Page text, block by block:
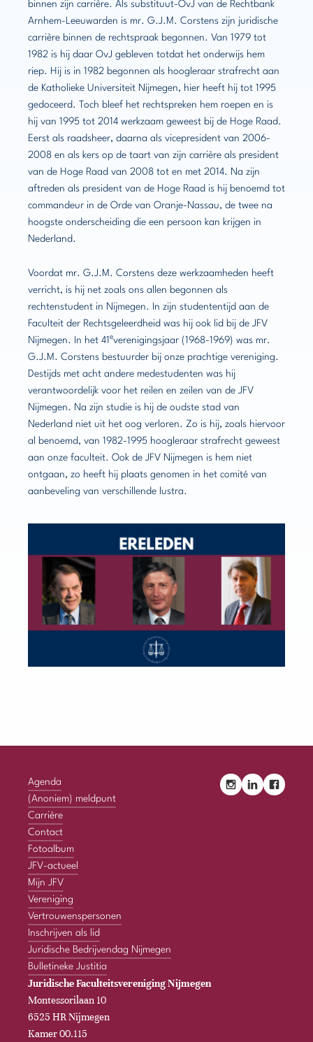
binnen zijn carrière. Als substituut-OvJ van de Rechtbank
Arnhem-Leeuwarden is mr. G.J.M. Corstens zijn juridische
carrière binnen de rechtspraak begonnen. Van 1979 tot
1982 is hij daar OvJ gebleven totdat het onderwijs hem
riep. Hij is in 1982 begonnen als hoogleraar strafrecht aan
de Katholieke Universiteit Nijmegen, hier heeft hij tot 1995
gedoceerd. Toch bleef het rechtspreken hem roepen en is
hij van 1995 tot 2014 werkzaam geweest bij de Hoge Raad.
Eerst als raadsheer, daarna als vicepresident van 2006-
2008 en als kers op de taart van zijn carrière als president
van de Hoge Raad van 2008 tot en met 2014. Na zijn
aftreden als president van de Hoge Raad is hij benoemd tot
commandeur in de Orde van Oranje-Nassau, de twee na
hoogste onderscheiding die een persoon kan krijgen in
Nederland.
Voordat mr. G.J.M. Corstens deze werkzaamheden heeft
verricht, is hij net zoals ons allen begonnen als
rechtenstudent in Nijmegen. In zijn studententijd aan de
Faculteit der Rechtsgeleerdheid was hij ook lid bij de JFV
Nijmegen. In het 41everenigingsjaar (1968-1969) was mr.
G.J.M. Corstens bestuurder bij onze prachtige vereniging.
Destijds met acht andere medestudenten was hij
verantwoordelijk voor het reilen en zeilen van de JFV
Nijmegen. Na zijn studie is hij de oudste stad van
Nederland niet uit het oog verloren. Zo is hij, zoals hiervoor
al benoemd, van 1982-1995 hoogleraar strafrecht geweest
aan onze faculteit. Ook de JFV Nijmegen is hem niet
ontgaan, zo heeft hij plaats genomen in het comité van
aanbeveling van verschillende lustra.
Agenda
(Anoniem) meldpunt
Carrière
Contact
Fotoalbum
JFV-actueel
Mijn JFV
Vereniging
Vertrouwenspersonen
Inschrijven als lid
Juridische Bedrijvendag Nijmegen
Bulletineke Justitia
Juridische Faculteitsvereniging Nijmegen
Montessorilaan 10
6525 HR Nijmegen
Kamer 00.115